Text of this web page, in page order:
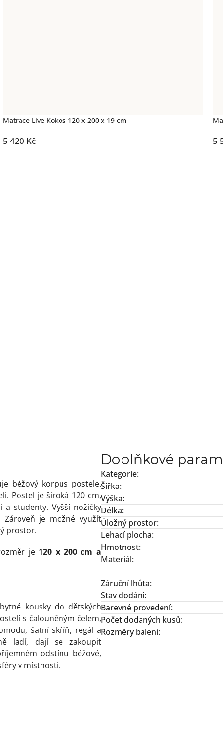
Matrace Live Kokos 120 x 200 x 19 cm
5 420 Kč 5
béžový korpus postele.
Postel je široká 120 cm,
studenty. Vyšší nožičky
je možné využít
prostor.
je 120 x 200 cm a
kousky do dětských
s čalouněným čelem,
šatní skříň, regál a
ladí, dají se zakoupit
odstínu béžové,
v místnosti.
Doplňkové
Kategorie:
Šířka:
Výška:
Délka:
Úložný prostor:
Lehací plocha:
Hmotnost:
Materiál:
Záruční lhůta:
Stav dodání:
Barevné provedení:
Počet dodaných kusů:
Rozměry balení: